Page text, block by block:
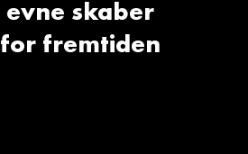
evne skaber
fremtiden